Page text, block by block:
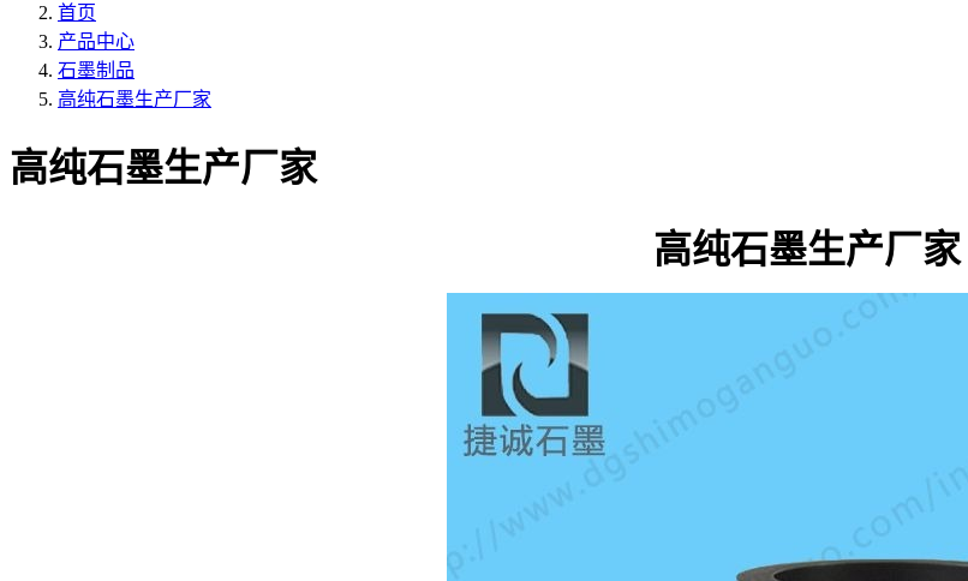
首页
产品中心
石墨制品
高纯石墨生产厂家
高纯石墨生产厂家
高纯石墨生产厂家